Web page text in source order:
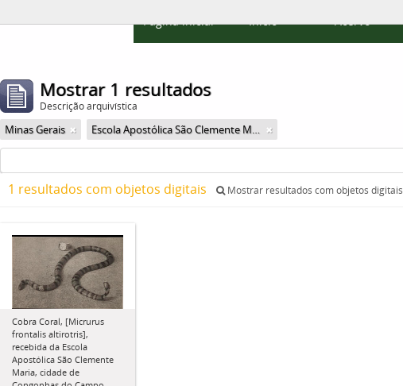
Página inicial Início Acervo
Mostrar 1 resultados
Descrição arquivística
Minas Gerais Escola Apostólica São Clemente Maria
1 resultados com objetos digitais Mostrar resultados com objetos digitais
Cobra Coral, [Micrurus
frontalis altirotris],
recebida da Escola
Apostólica São Clemente
Maria, cidade de